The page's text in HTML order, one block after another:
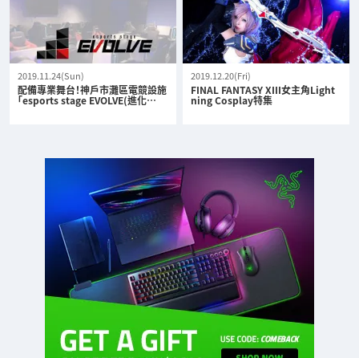
2019.11.24(Sun)
配備專業舞台！神戶市灘區電競設施
「esports stage EVOLVE(進化…
2019.12.20(Fri)
FINAL FANTASY XIII女主角Light
ning Cosplay特集